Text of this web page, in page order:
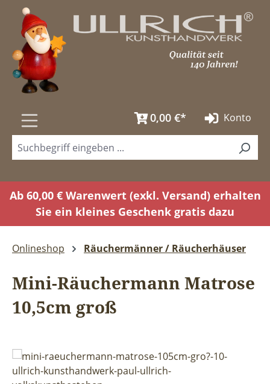
Zum Hauptinhalt springen
0,00 €* Konto
Ab 60,00 € Warenwert (exkl. Versand) erhalten
Sie ein kleines Geschenk gratis dazu
Onlineshop Räuchermänner / Räucherhäuser
Mini-Räuchermann Matrose
10,5cm groß
Bildergalerie überspringen